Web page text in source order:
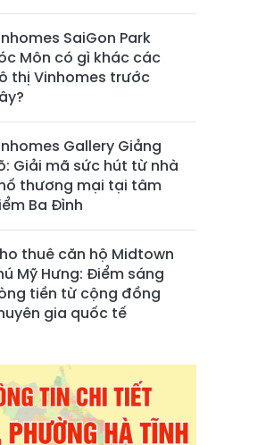
SaiGon Park
Môn có gì khác các
thị Vinhomes trước
Gallery Giảng
Giải mã sức hút từ nhà
thương mại tại tâm
Ba Đình
thuê căn hộ Midtown
Mỹ Hưng: Điểm sáng
tiền từ cộng đồng
gia quốc tế